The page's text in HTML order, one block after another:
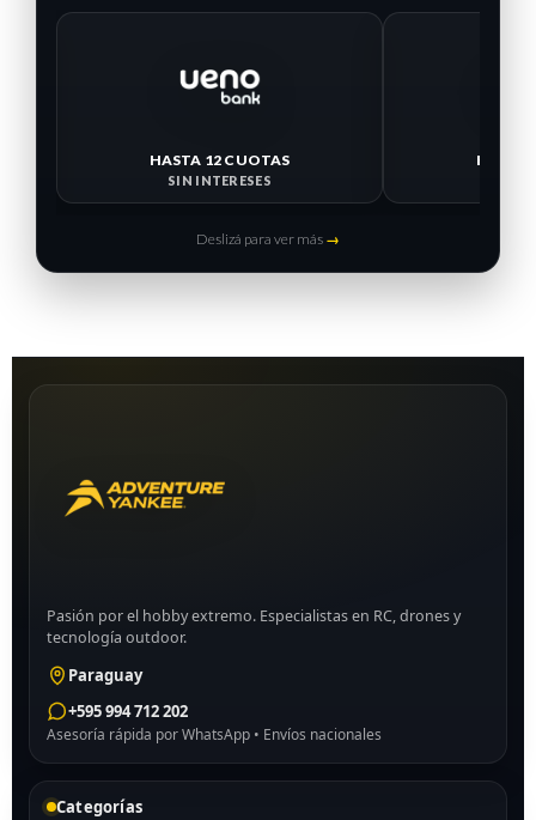
HASTA 12 CUOTAS
SIN INTERESES
HASTA
Deslizá para ver más →
Pasión por el hobby extremo. Especialistas en RC, drones y
tecnología outdoor.
Paraguay
+595 994 712 202
Asesoría rápida por WhatsApp • Envíos nacionales
Categorías